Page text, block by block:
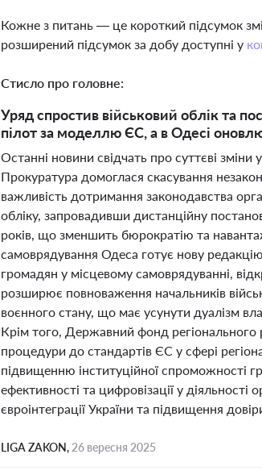
Кожне з питань — це короткий підсумок
розширений підсумок за добу доступні у
Стисло про головне:
Уряд спростив військовий облік та
пілот за моделлю ЄС, а в Одесі
Останні новини свідчать про суттєві зміни
Прокуратура домоглася скасування
важливість дотримання законодавства
обліку, запровадивши дистанційну
років, що зменшить бюрократію та
самоврядування Одеса готує нову
громадян у місцевому самоврядуванні,
розширює повноваження начальників
воєнного стану, що має усунути дуалізм
Крім того, Державний фонд регіонального
процедури до стандартів ЄС у сфері
підвищенню інституційної спроможності
ефективності та цифровізації у
євроінтеграції України та підвищення
LIGA ZAKON, 26 вересня 2025